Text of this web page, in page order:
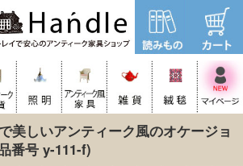
美しいアンティーク風のオケージョ
番号 y-111-f)